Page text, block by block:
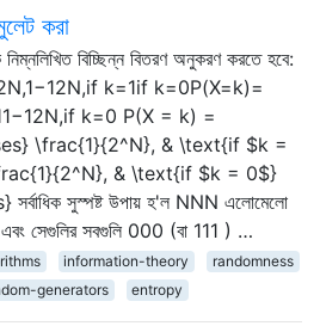
করা
বিচ্ছিন্ন বিতরণ অনুকরণ করতে হবে:
k=1if k=0P(X=k)=
k=0 P(X = k) =
\frac{1}{2^N}, & \text{if $k =
& \text{if $k = 0$}
সুস্পষ্ট উপায় হ'ল NNN এলোমেলো
সেগুলির সবগুলি 000 (বা 111 ) …
information-theory
randomness
generators
entropy